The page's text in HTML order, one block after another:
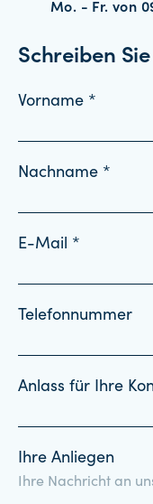
Mo. - Fr. von
Schreiben
Vorname *
Nachname *
E-Mail *
Telefonnummer
Anlass für Ihre
Ihre Anliegen